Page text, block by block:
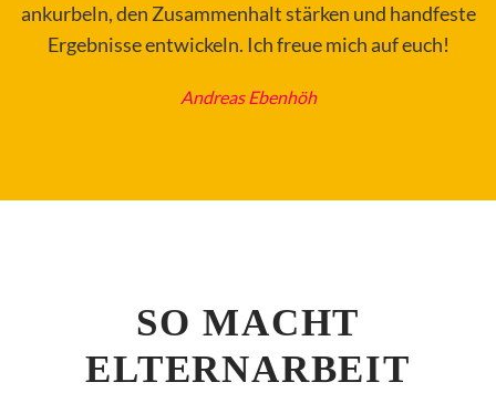
ankurbeln, den Zusammenhalt stärken und handfeste
Ergebnisse entwickeln. Ich freue mich auf euch!
Andreas Ebenhöh
SO MACHT
ELTERNARBEIT